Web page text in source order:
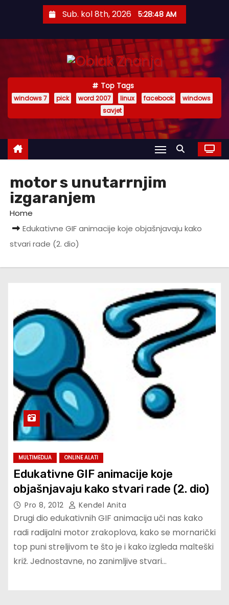
Sub. kol 8th, 2026 5:28:48 AM
Top Tags
windows 7 pick word 2007 linux facebook
windows
savjet
motor s unutarrnjim
izgaranjem
Home
Edukativne GIF animacije koje objašnjavaju kako
stvari rade (2. dio)
MULTIMEDIJA ONLINE ALATI
Edukativne GIF animacije koje
objašnjavaju kako stvari rade (2. dio)
Pro 8, 2012 Kenđel Anita
Drugi dio edukativnih GIF animacija uči nas kako
radi radijalni motor zrakoplova, kako se mornarički
top puni streljivom te što je i kako izgleda malteški
križ. Jednostavne, no zanimljive stvari…